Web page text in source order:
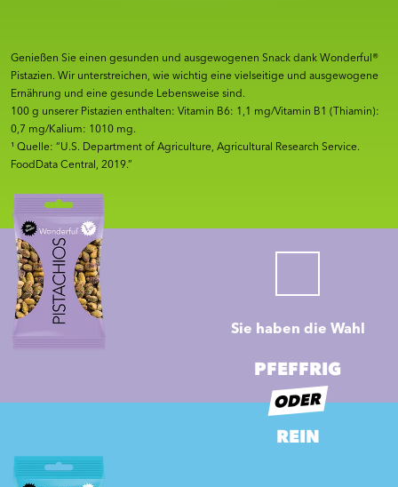
Genießen Sie einen gesunden und ausgewogenen Snack dank Wonderful®
Pistazien. Wir unterstreichen, wie wichtig eine vielseitige und ausgewogene
Ernährung und eine gesunde Lebensweise sind.
100 g unserer Pistazien enthalten: Vitamin B6: 1,1 mg/Vitamin B1 (Thiamin):
0,7 mg/Kalium: 1010 mg.
¹ Quelle: “U.S. Department of Agriculture, Agricultural Research Service.
FoodData Central, 2019.”
Sie haben die Wahl
PFEFFRIG
ODER
REIN